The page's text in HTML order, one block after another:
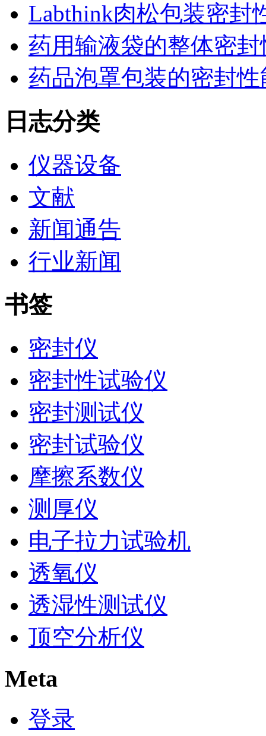
Labthink肉松包装密封
药用输液袋的整体密
药品泡罩包装的密封
日志分类
仪器设备
文献
新闻通告
行业新闻
书签
密封仪
密封性试验仪
密封测试仪
密封试验仪
摩擦系数仪
测厚仪
电子拉力试验机
透氧仪
透湿性测试仪
顶空分析仪
Meta
登录